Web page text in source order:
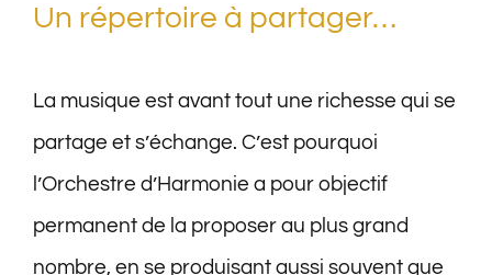
Un répertoire à partager…
La musique est avant tout une richesse qui se
partage et s’échange. C’est pourquoi
l’Orchestre d’Harmonie a pour objectif
permanent de la proposer au plus grand
nombre, en se produisant aussi souvent que